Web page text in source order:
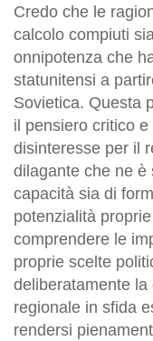
Credo che le
calcolo compiuti
onnipotenza che
statunitensi a
Sovietica. Questa
il pensiero critico
disinteresse per il
dilagante che ne è
capacità sia di
potenzialità
comprendere le
proprie scelte
deliberatamente
regionale in sfida
rendersi